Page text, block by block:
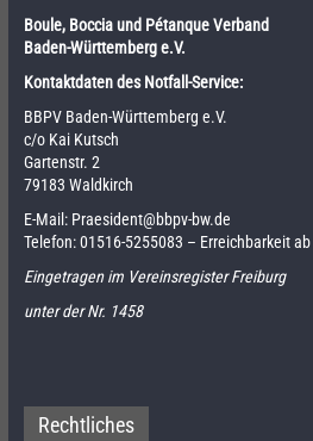
Boule, Boccia und Pétanque Verband
Baden-Württemberg e.V.
Kontaktdaten des Notfall-Service:
BBPV Baden-Württemberg e.V.
c/o Kai Kutsch
Gartenstr. 2
79183 Waldkirch
E-Mail: Praesident@bbpv-bw.de
Telefon:01516-5255083 – Erreichbarkeit
Eingetragen im Vereinsregister Freiburg
unter der Nr. 1458
Rechtliches